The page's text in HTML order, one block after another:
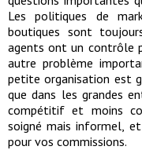
Les politiques de
boutiques sont
agents ont un contrôle
autre problème
petite organisation est
que dans les grandes
compétitif et moins
soigné mais informel,
pour vos commissions.